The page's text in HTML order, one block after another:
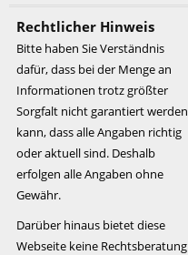
Rechtlicher Hinweis
Bitte haben Sie Verständnis
dafür, dass bei der Menge an
Informationen trotz größter
Sorgfalt nicht garantiert werden
kann, dass alle Angaben richtig
oder aktuell sind. Deshalb
erfolgen alle Angaben ohne
Gewähr.
Darüber hinaus bietet diese
Webseite keine Rechtsberatung